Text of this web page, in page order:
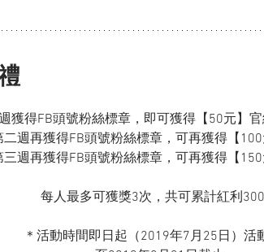
＊只要當週獲得FB頭號粉絲標章，即可獲得【50元
二週再獲得FB頭號粉絲標章，可再獲得【100
三週再獲得FB頭號粉絲標章，可再獲得【150
每人最多可獲獎3次，共可累計紅利300
＊活動時間即日起（2019年7月25日）活